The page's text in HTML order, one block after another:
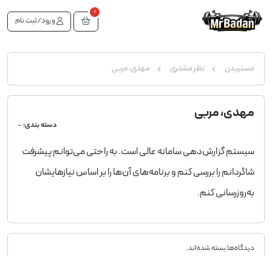
0
ورود/ثبت نام
مستربدن نظر مشتری مهدی، مربی
مهدی، مربی
دسته بندی:-
سیستم گزارش‌دهی سامانه عالی است. به راحتی می‌توانم پیشرفت
شاگردانم را بررسی کنم و برنامه‌های آن‌ها را بر اساس نیازهایشان
به‌روزرسانی کنم.
دیدگاه‌ها بسته شده‌اند.